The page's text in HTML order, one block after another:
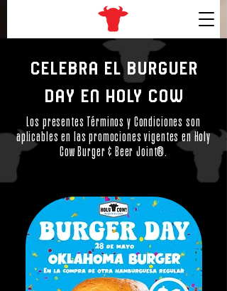
​cELEBRA EL BURGUER
DAY EN HOLY COW
Los presentes Términos y Condiciones son
aplicables en las promociones vigentes en Holy
Cow Burger & Beer Joint®.